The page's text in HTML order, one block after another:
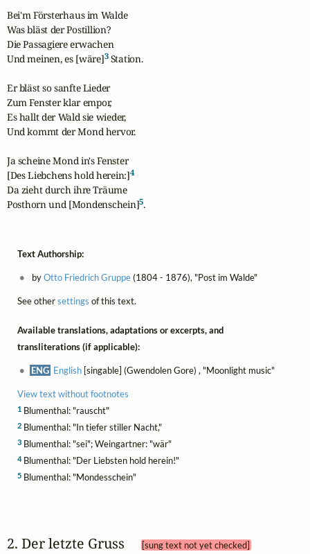
Bei'm Försterhaus im Walde
Was bläst der Postillion?
Die Passagiere erwachen
Und meinen, es [wäre]3 Station.
Er bläst so sanfte Lieder
Zum Fenster klar empor,
Es hallt der Wald sie wieder,
Und kommt der Mond hervor.
Ja scheine Mond in's Fenster
[Des Liebchens hold herein:]4
Da zieht durch ihre Träume
Posthorn und [Mondenschein]5.
Text Authorship:
byOtto Friedrich Gruppe(1804 - 1876), "Post im Walde"
See othersettings of this text.
Available translations, adaptations or excerpts, and
transliterations (if applicable):
ENG English [singable] (Gwendolen Gore) , "Moonlight music"
View text without footnotes
1Blumenthal: "rauscht"
2Blumenthal: "In tiefer stiller Nacht,"
3Blumenthal: "sei"; Weingartner: "wär"
4Blumenthal: "Der Liebsten hold herein!"
5Blumenthal: "Mondesschein"
2. Der letzte Gruss [sung text not yet checked]